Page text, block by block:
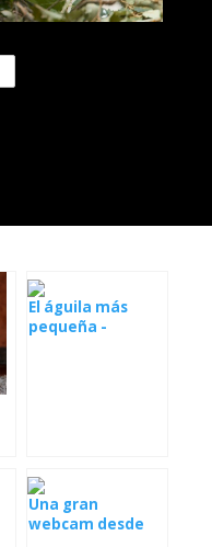
El águila más
pequeña -
Una gran
webcam desde